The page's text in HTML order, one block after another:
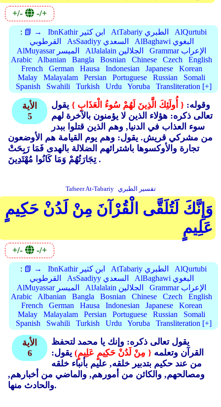
+/- -/+
: 📗 → IbnKathir ابن كثير AtTabariy الطبري
AlQurtubi
القرطوبي
AsSaadiyy السعدي
AlBaghawi البغوي
AlMuyassar الميسر
AlJalalain الجلالين
Grammar الإعراب
Arabic
Albanian Bangla Bosnian Chinese Czech
English
French
German Hausa Indonesian Japanese
Korean
Malay
Malayalam Persian Portuguese Russian
Somali
Spanish
Swahili Turkish Urdu Yoruba Transliteration [+]
الأية
5
وقوله: { أُولَئِكَ الَّذِينَ لَهُمْ سُوءُ الْعَذَابِ } يقول
تعالى ذكره: هؤلاء الذين لا يؤمنون بالآخرة لهم
سوء العذاب في الدنيا, وهم الذين قتلوا ببدر
من مشركي قريش. يقول: وهم يوم القيامة هم الأوضعون
تجارة والأوكسوها باشترائهم الضلالة بالهدى فَمَا رَبِحَتْ
تِجَارَتُهُمْ وَمَا كَانُوا مُهْتَدِينَ .
Tafseer At-Tabariy تفسير الطبري
وَإِنَّكَ لَتُلَقَّى الْقُرْآنَ مِنْ لَدُنْ حَكِيمٍ
عَلِيمٍ
+/- -/+
: 📗 → IbnKathir ابن كثير AtTabariy الطبري
AlQurtubi
القرطوبي
AsSaadiyy السعدي
AlBaghawi البغوي
AlMuyassar الميسر
AlJalalain الجلالين
Grammar الإعراب
Arabic
Albanian Bangla Bosnian Chinese Czech
English
French
German Hausa Indonesian Japanese
Korean
Malay
Malayalam Persian Portuguese Russian
Somali
Spanish
Swahili Turkish Urdu Yoruba Transliteration [+]
الأية
6
يقول تعالى ذكره: وإنك يا محمد لتحفظ
القرآن وتعلمه { مِنْ لَدُنْ حَكِيمٍ عَلِيمٍ) يقول:
من عند حكيم بتدبير خلقه, عليم بأنباء خلقه
ومصالحهم, والكائن من أمورهم, والماضي من أخبارهم,
والحادث منها.